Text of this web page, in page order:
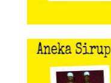
Aneka